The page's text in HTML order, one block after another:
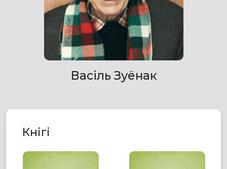
Васіль Зуёнак
Кнігі